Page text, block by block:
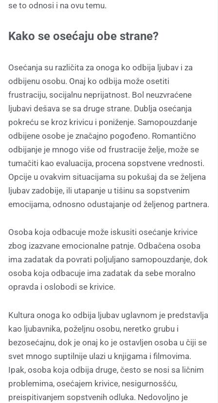
se to odnosi i na ovu temu.
Kako se osećaju obe strane?
Osećanja su različita za onoga ko odbija ljubav i za
odbijenu osobu. Onaj ko odbija može osetiti
frustraciju, socijalnu neprijatnost. Bol neuzvraćene
ljubavi dešava se sa druge strane. Dublja osećanja
pokreću se kroz krivicu i poniženje. Samopouzdanje
odbijene osobe je značajno pogođeno. Romantično
odbijanje je mnogo više od frustracije želje, može se
tumačiti kao evaluacija, procena sopstvene vrednosti.
Opcije u ovakvim situacijama su pokušaj da se željena
ljubav zadobije, ili utapanje u tišinu sa sopstvenim
emocijama, odnosno odustajanje od željenog partnera.
Osoba koja odbacuje može iskusiti osećanje krivice
zbog izazvane emocionalne patnje. Odbačena osoba
ima zadatak da povrati poljuljano samopouzdanje, dok
osoba koja odbacuje ima zadatak da sebe moralno
opravda i oslobodi se krivice.
Kultura onoga ko odbija ljubav uglavnom je predstavlja
kao ljubavnika, poželjnu osobu, neretko grubu i
bezosećajnu, dok je onaj ko je ostavljen osoba u čiji se
svet mnogo suptilnije ulazi u knjigama i filmovima.
Ipak, osoba koja odbija druge, često se nosi sa ličnim
problemima, osećajem krivice, nesigurnosšću,
preispitivanjem sopstvenih odluka. Nedovoljno je